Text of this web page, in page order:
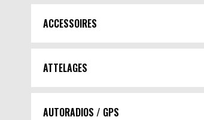
ACCESSOIRES
ATTELAGES
AUTORADIOS / GPS